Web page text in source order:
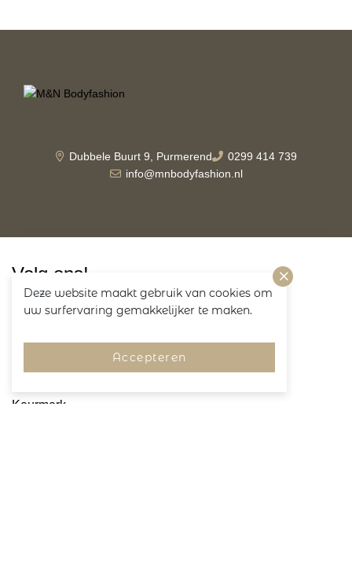
Deze website maakt gebruik van cookies om
uw surfervaring gemakkelijker te maken.
Accepteren
Dubbele Buurt 9, Purmerend
0299 414 739
info@mnbodyfashion.nl
Volg ons!